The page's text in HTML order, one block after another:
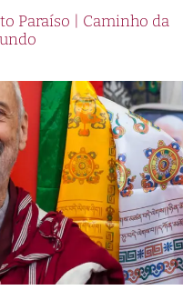
Paraíso | Caminho da